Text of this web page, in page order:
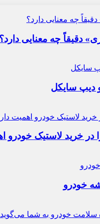
دقیقاً چه معنایی دارد؟
دیپ سایکل
خرید لاستیک خودرو
خودرو